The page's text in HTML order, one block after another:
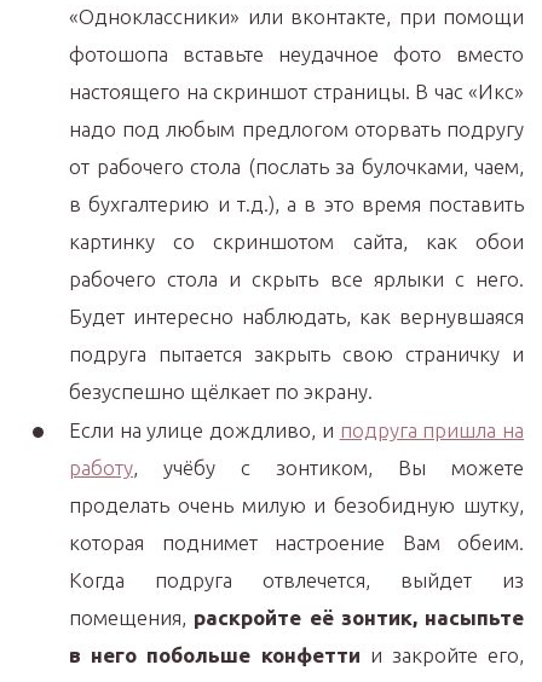
«Одноклассники» или вконтакте, при помощи
фотошопа вставьте неудачное фото вместо
настоящего на скриншот страницы. В час «Икс»
надо под любым предлогом оторвать подругу
от рабочего стола (послать за булочками, чаем,
в бухгалтерию и т.д.), а в это время поставить
картинку со скриншотом сайта, как обои
рабочего стола и скрыть все ярлыки с него.
Будет интересно наблюдать, как вернувшаяся
подруга пытается закрыть свою страничку и
безуспешно щёлкает по экрану.
Если на улице дождливо, и подруга пришла на
работу, учёбу с зонтиком, Вы можете
проделать очень милую и безобидную шутку,
которая поднимет настроение Вам обеим.
Когда подруга отвлечется, выйдет из
помещения, раскройте её зонтик, насыпьте
в него побольше конфетти и закройте его,